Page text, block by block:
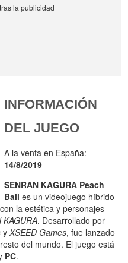
INFORMACIÓN
DEL JUEGO
A la venta en España:
14/8/2019
SENRAN KAGURA Peach
Ball es un videojuego híbrido
la estética y personajes
KAGURA. Desarrollado por
yXSEED Games, fue lanzado
del mundo. El juego está
PC.